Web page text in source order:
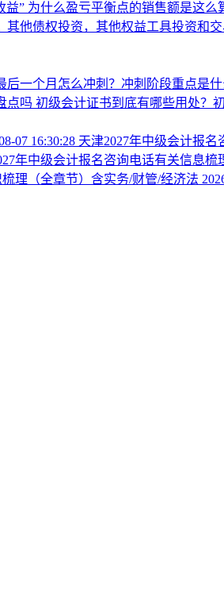
益” 为什么盈亏平衡点的销售额是这么
他债权投资，其他权益工具投资和交
后一个月怎么冲刺？冲刺阶段重点是什
点吗 初级会计证书到底有哪些用处？
07 16:30:28 天津2027年中级会计报
年中级会计报名咨询电话有关信息梳
理（全章节）含实务/财管/经济法